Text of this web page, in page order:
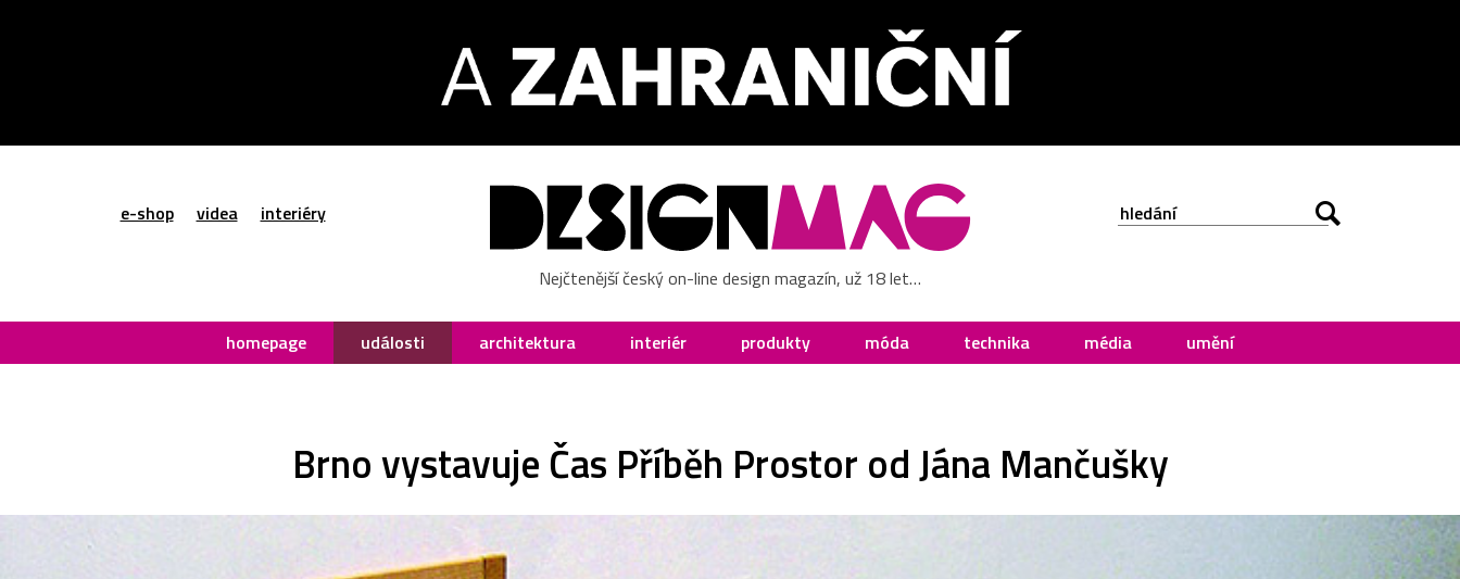
e-shop videa interiéry
Nejčtenější český on-line design magazín, už 18 let…
homepage události architektura interiér produkty móda technika média umění
Brno vystavuje Čas Příběh Prostor od Jána Mančušky